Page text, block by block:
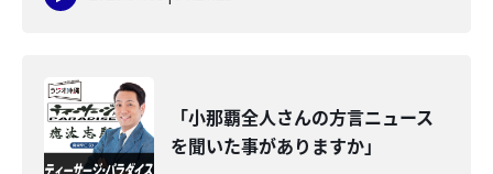
「小那覇全人さんの方言ニュース
を聞いた事がありますか」